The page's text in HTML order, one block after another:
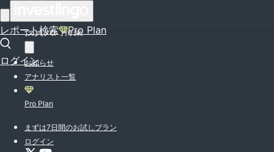
レポート検索 Pro Plan
ログイン
投資入門特集
お知らせ
アナリスト一覧
Pro Plan
まずは7日間のお試しプラン
ログイン